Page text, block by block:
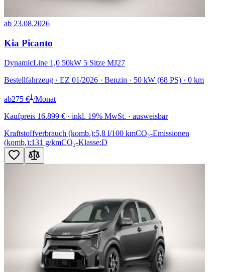
ab 23.08.2026
Kia Picanto
DynamicLine 1,0 50kW 5 Sitze MJ27
Bestellfahrzeug · EZ 01/2026 · Benzin · 50 kW (68 PS) · 0 km
ab275 €1 /Monat
Kaufpreis 16.899 € · inkl. 19% MwSt. · ausweisbar
Kraftstoffverbrauch (komb.):5,8 l/100 kmCO₂-Emissionen
(komb.):131 g/kmCO₂-Klasse:D